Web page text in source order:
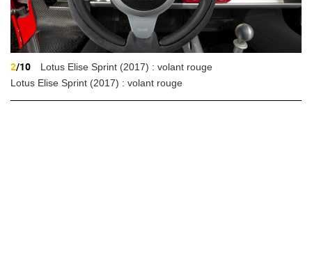
2/10
Lotus Elise Sprint (2017) : volant rouge
Lotus Elise Sprint (2017) : volant rouge